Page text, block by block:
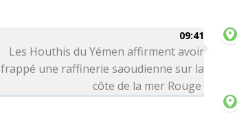
09:41
Les Houthis du Yémen affirment avoir
frappé une raffinerie saoudienne sur la
côte de la mer Rouge